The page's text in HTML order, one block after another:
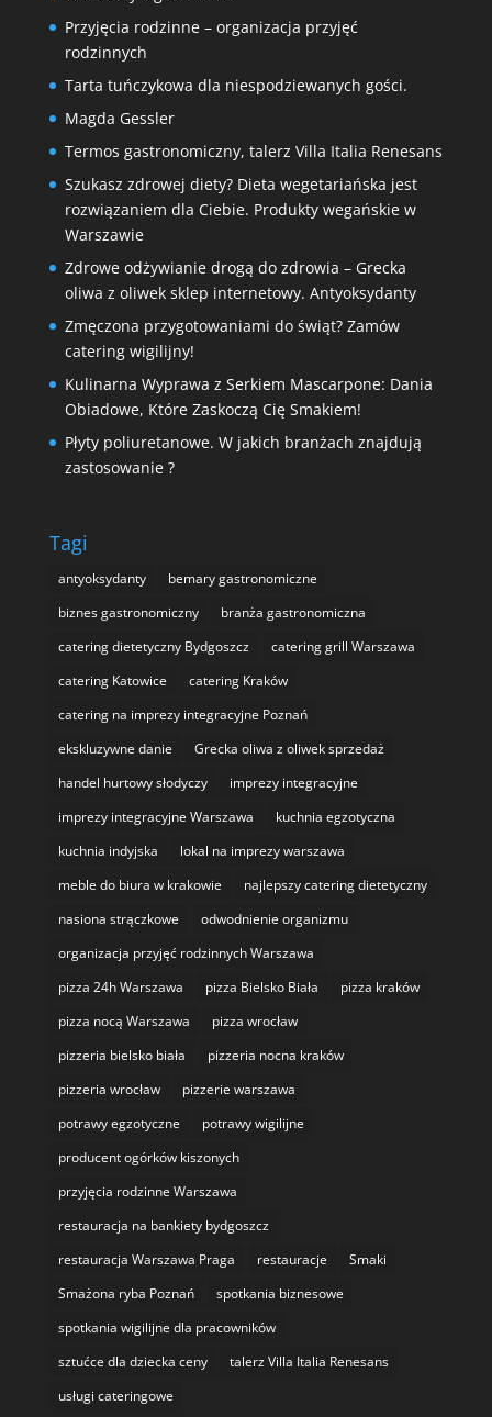
Przyjęcia rodzinne – organizacja przyjęć
rodzinnych
Tarta tuńczykowa dla niespodziewanych gości.
Magda Gessler
Termos gastronomiczny, talerz Villa Italia Renesans
Szukasz zdrowej diety? Dieta wegetariańska jest
rozwiązaniem dla Ciebie. Produkty wegańskie w
Warszawie
Zdrowe odżywianie drogą do zdrowia – Grecka
oliwa z oliwek sklep internetowy. Antyoksydanty
Zmęczona przygotowaniami do świąt? Zamów
catering wigilijny!
Kulinarna Wyprawa z Serkiem Mascarpone: Dania
Obiadowe, Które Zaskoczą Cię Smakiem!
Płyty poliuretanowe. W jakich branżach znajdują
zastosowanie ?
Tagi
antyoksydanty
bemary gastronomiczne
biznes gastronomiczny
branża gastronomiczna
catering dietetyczny Bydgoszcz
catering grill Warszawa
catering Katowice
catering Kraków
catering na imprezy integracyjne Poznań
ekskluzywne danie
Grecka oliwa z oliwek sprzedaż
handel hurtowy słodyczy
imprezy integracyjne
imprezy integracyjne Warszawa
kuchnia egzotyczna
kuchnia indyjska
lokal na imprezy warszawa
meble do biura w krakowie
najlepszy catering dietetyczny
nasiona strączkowe
odwodnienie organizmu
organizacja przyjęć rodzinnych Warszawa
pizza 24h Warszawa
pizza Bielsko Biała
pizza kraków
pizza nocą Warszawa
pizza wrocław
pizzeria bielsko biała
pizzeria nocna kraków
pizzeria wrocław
pizzerie warszawa
potrawy egzotyczne
potrawy wigilijne
producent ogórków kiszonych
przyjęcia rodzinne Warszawa
restauracja na bankiety bydgoszcz
restauracja Warszawa Praga
restauracje
Smaki
Smażona ryba Poznań
spotkania biznesowe
spotkania wigilijne dla pracowników
sztućce dla dziecka ceny
talerz Villa Italia Renesans
usługi cateringowe